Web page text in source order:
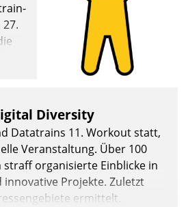
Diversity
Datatrains 11. Workout statt,
Veranstaltung. Über 100
organisierte Einblicke in
Projekte. Zuletzt
ermittelt.